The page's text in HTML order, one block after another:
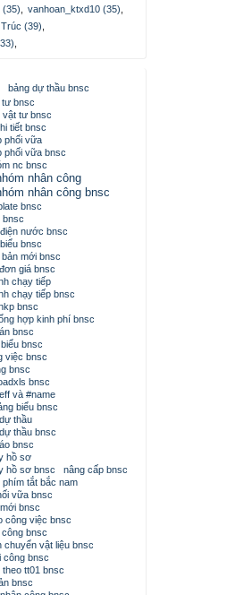
(35)
vanhoan_ktxd10 (35)
(39)
bảng dự thầu bnsc
tư bnsc
vật tư bnsc
tiết bnsc
phối vữa
phối vữa bnsc
nc bnsc
nhân công
nhân công bnsc
bnsc
bnsc
nước bnsc
bnsc
mới bnsc
giá bnsc
chạy tiếp
chạy tiếp bnsc
bnsc
hợp kinh phí bnsc
bnsc
bnsc
việc bnsc
bnsc
bnsc
và #name
biểu bnsc
thầu
thầu bnsc
bnsc
hồ sơ
hồ sơ bnsc
nâng cấp bnsc
phím tắt bắc nam
vữa bnsc
bnsc
công việc bnsc
bnsc
chuyển vật liệu bnsc
công bnsc
tt01 bnsc
bnsc